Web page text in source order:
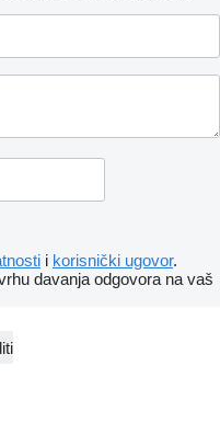
i korisnički ugovor.
davanja odgovora na vaš